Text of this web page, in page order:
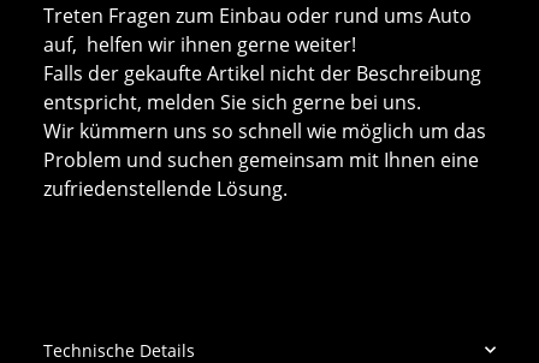
Treten Fragen zum Einbau oder rund ums Auto
auf, helfen wir ihnen gerne weiter!
Falls der gekaufte Artikel nicht der Beschreibung
entspricht, melden Sie sich gerne bei uns.
Wir kümmern uns so schnell wie möglich um das
Problem und suchen gemeinsam mit Ihnen eine
zufriedenstellende Lösung.
Technische Details